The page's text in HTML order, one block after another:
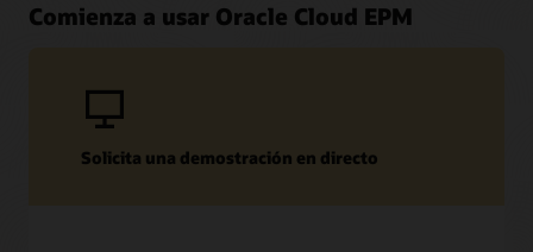
Comienza a usar Oracle Cloud EPM
Solicita una demostración en directo